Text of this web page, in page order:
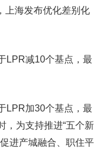
上海发布优化差别化
LPR减10个基点，最
LPR加30个基点，最
，为支持推进“五个新
进产城融合、职住平